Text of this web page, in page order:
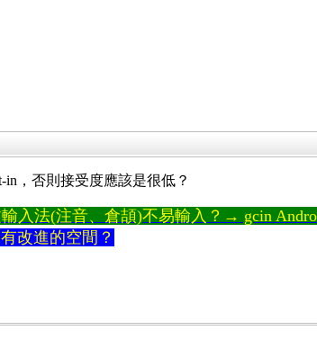
in，否則接受度應該是很低？
入法(注音、倉頡)不易輸入？→ gcin
改進的空間？